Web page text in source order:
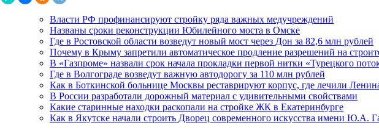
Власти РФ профинансируют стройку ряда важных медучреждений
Названы сроки реконструкции Юбилейного моста в Омске
Где в Ростовской области возведут новый мост через Дон за 82,6 млн рублей
Почему в Крыму запретили автоматическое продление разрешений на
В «Газпроме» назвали срок начала прокладки первой нитки «Турецкого
Где в Волгограде возведут важную автодорогу за 110 млн рублей
Как в Боткинской больнице Москвы реставрируют корпус, где лечили
В России разработали дорожный материал с удивительными свойствами
Какие старинные находки раскопали на стройке ЖК в Екатеринбурге
Как в Якутске начали строить Дворец современного искусства имени Ю.А.